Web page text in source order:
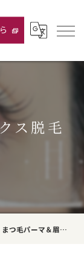
ス脱毛
まつ毛パーマ＆眉ワックス脱毛SET♡